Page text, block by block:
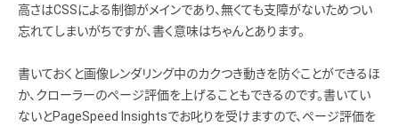
高さはCSSによる制御がメインであり、無くても支障がないためつい
忘れてしまいがちですが、書く意味はちゃんとあります。
書いておくと画像レンダリング中のカクつき動きを防ぐことができるほ
か、クローラーのページ評価を上げることもできるのです。書いてい
ないとPageSpeed Insightsでお叱りを受けますので、ページ評価を